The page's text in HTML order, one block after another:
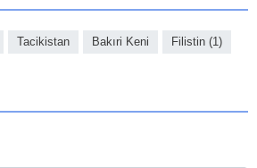
Tacikistan Bakıri Keni Filistin (1)